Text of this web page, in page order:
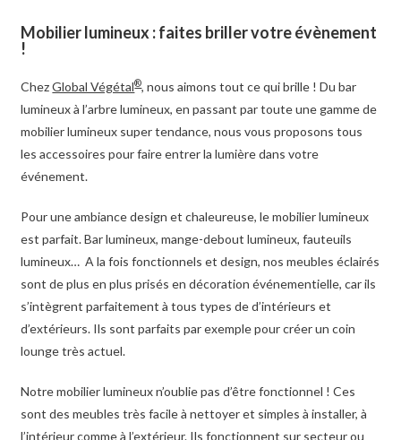
Mobilier lumineux : faites briller votre évènement
!
ChezGlobal Végétal®, nous aimons tout ce qui brille ! Du bar
lumineux à l’arbre lumineux, en passant par toute une gamme de
mobilier lumineux super tendance, nous vous proposons tous
les accessoires pour faire entrer la lumière dans votre
événement.
Pour une ambiance design et chaleureuse, le mobilier lumineux
est parfait. Bar lumineux, mange-debout lumineux, fauteuils
lumineux… A la fois fonctionnels et design, nos meubles éclairés
sont de plus en plus prisés en décoration événementielle, car ils
s’intègrent parfaitement à tous types de d’intérieurs et
d’extérieurs. Ils sont parfaits par exemple pour créer un coin
lounge très actuel.
Notre mobilier lumineux n’oublie pas d’être fonctionnel ! Ces
sont des meubles très facile à nettoyer et simples à installer, à
l’intérieur comme à l’extérieur. Ils fonctionnent sur secteur ou